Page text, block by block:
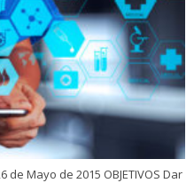
Mayo de 2015 OBJETIVOS Dar